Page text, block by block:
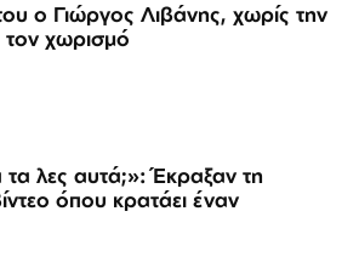
ο Γιώργος Λιβάνης, χωρίς την
χωρισμό
τα λες αυτά;»: Έκραξαν τη
όπου κρατάει έναν